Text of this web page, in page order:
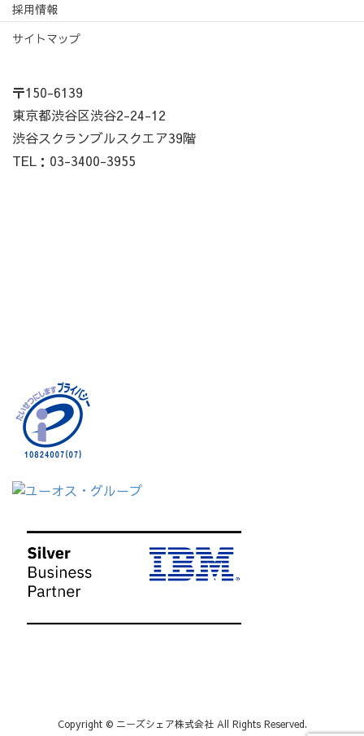
採用情報
サイトマップ
〒150-6139
東京都渋谷区渋谷2-24-12
渋谷スクランブルスクエア39階
TEL：03-3400-3955
Copyright © ニーズシェア株式会社 All Rights Reserved.